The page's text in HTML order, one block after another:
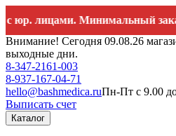
Минимальный заказ
Внимание! Сегодня 09.08.26
выходные дни.
8-347-2161-003
8-937-167-04-71
hello@bashmedica.ruПн-Пт с 9.00
Выписать счет
Каталог